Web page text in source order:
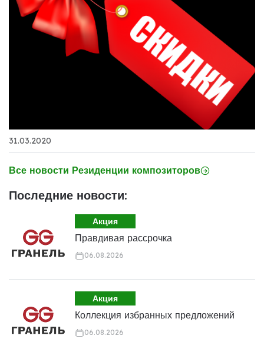
31.03.2020
Все новости Резиденции композиторов
Последние новости:
Акция
Правдивая рассрочка
06.08.2026
Акция
Коллекция избранных предложений
06.08.2026